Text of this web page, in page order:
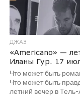
ДЖАЗ
«Americano» —
Иланы Гур. 17
Что может быть
Что может быть
летний вечер в Тель-